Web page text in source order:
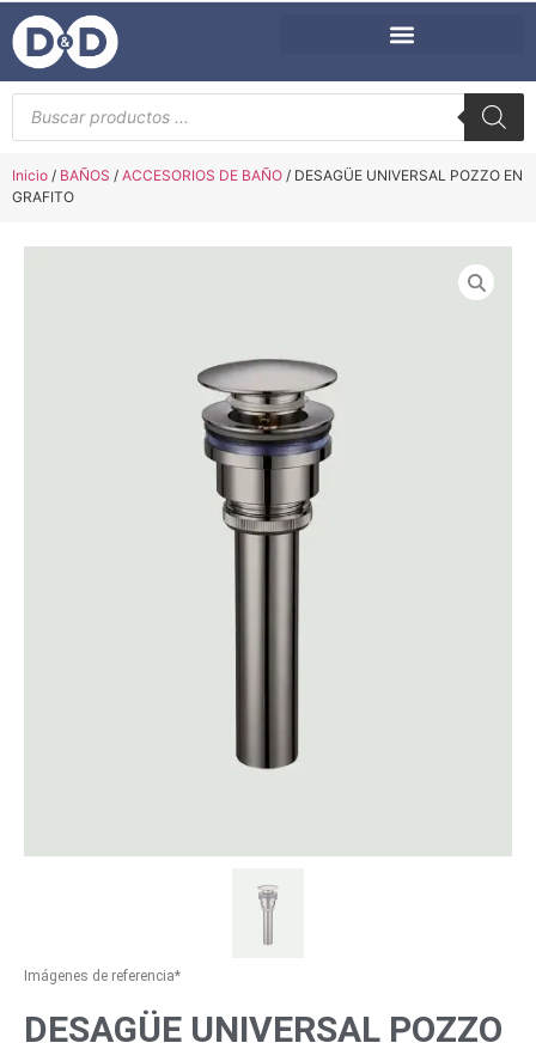
Inicio / BAÑOS / ACCESORIOS DE BAÑO / DESAGÜE UNIVERSAL POZZO EN
GRAFITO
Imágenes de referencia*
DESAGÜE UNIVERSAL POZZO